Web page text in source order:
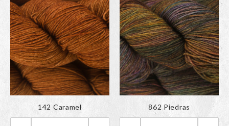
Färgen har lagts till i
paletten
142 Caramel
Färgen har lagts till i
paletten
862 Piedras